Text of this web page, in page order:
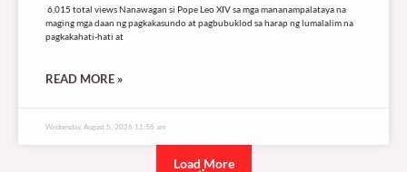
6,015 total views Nanawagan si Pope Leo XIV sa mga mananampalataya na
maging mga daan ng pagkakasundo at pagbubuklod sa harap ng lumalalim na
pagkakahati-hati at
READ MORE »
Wednesday, August 5, 2026 11:56 am
Load More